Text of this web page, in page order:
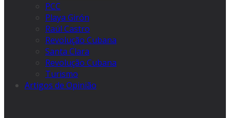
PCC
Playa Girón
Raúl Castro
Revolução Cubana
Santa Clara
Revolução Cubana
Turismo
Artigos de Opinião